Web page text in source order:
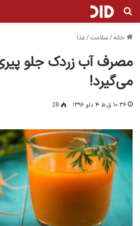
جستجو برای
خانه/سلامت/غذا
مصرف آب زردک جلو
می‌گیرد!
۱۰:۳۶ ق.ظ ۴ دلو ۱۳۹۶ 28